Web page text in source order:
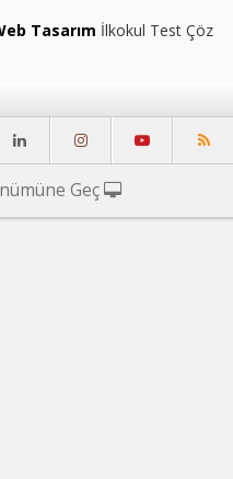
Tasarım İlkokul Test Çöz
Geç